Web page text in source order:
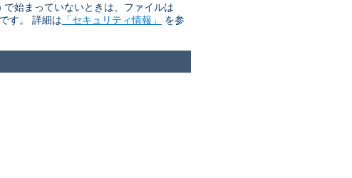
始まっていないときは、ファイルは
す。 詳細は 「セキュリティ情報」
を参